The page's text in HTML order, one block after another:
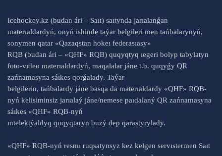
Icehockey.kz (budan ári – Saıt) saıtynda jarıalanǵan
materıaldardyń, onyń ishinde taýar belgileri men tańbalarynyń,
sonymen qatar «Qazaqstan hokeı federasıasy»
RQB (budan ári – «QHF» RQB) quqyqtyq ıegeri bolyp tabylatyn
foto-vıdeo materıaldardyń, maqalalar jáne t.b. quqyǵy QR
zańnamasyna sáıkes qorǵalady. Taýar
belgilerin, tańbalardy jáne basqa da materıaldardy «QHF» RQB-
nyń kelisiminsiz jarıalaý jáne/nemese paıdalaný QR zańnamasyna
sáıkes «QHF» RQB-nyń
ıntelektýaldyq quqyqtaryn buzý dep qarastyrylady.
«QHF» RQB-nyń resmı ruqsatynsyz kez kelgen servıstermen Saıt